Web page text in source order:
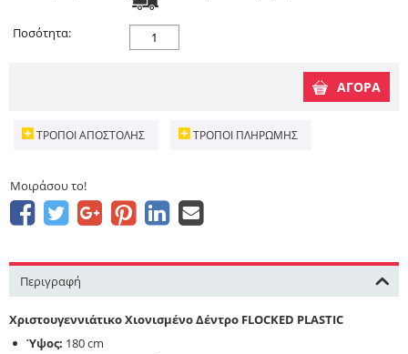
Ποσότητα:
ΑΓΟΡΑ
ΤΡΌΠΟΙ ΑΠΟΣΤΟΛΉΣ ΤΡΌΠΟΙ ΠΛΗΡΩΜΉΣ
Μοιράσου το!
Περιγραφή
Χριστουγεννιάτικο Χιονισμένο Δέντρο FLOCKED PLASTIC
Ύψος: 180 cm